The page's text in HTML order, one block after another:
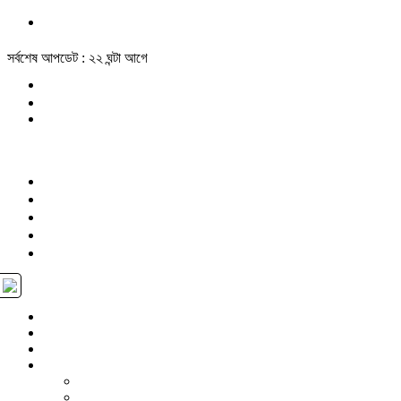
সর্বশেষ আপডেট : ২২ ঘন্টা আগে